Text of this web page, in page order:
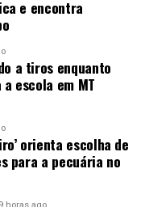
de implantação
já
para reduzir
manejo ou
produtivo das
próximos
e encontra
a tiros enquanto
escola em MT
orienta escolha de
para a pecuária no